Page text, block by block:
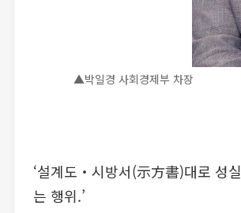
▲박일경 사회경제부 차장
‘설계도‧시방서(示方書)대로 성
는 행위.’